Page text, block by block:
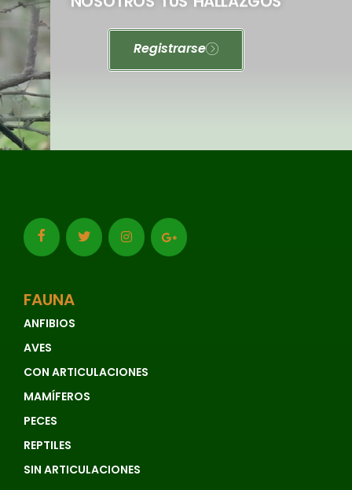
Registrarse
FAUNA
ANFIBIOS
AVES
CON ARTICULACIONES
MAMÍFEROS
PECES
REPTILES
SIN ARTICULACIONES